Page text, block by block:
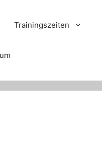
Trainingszeiten